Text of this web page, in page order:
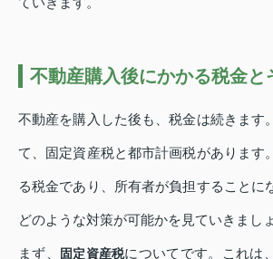
不動産購入後にかかる税金と
不動産を購入した後も、税金は続きます
て、固定資産税と都市計画税があります
る税金であり、所有者が負担することに
どのような対策が可能かを見ていきましょ
まず、 固定資産税についてです。これは